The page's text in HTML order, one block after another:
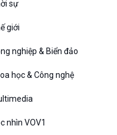
Magazine
nhìn VOV1
luận
chuyện thời sự
sự
giới
nghiệp & Biển đảo
học & Công nghệ
nhìn VOV1